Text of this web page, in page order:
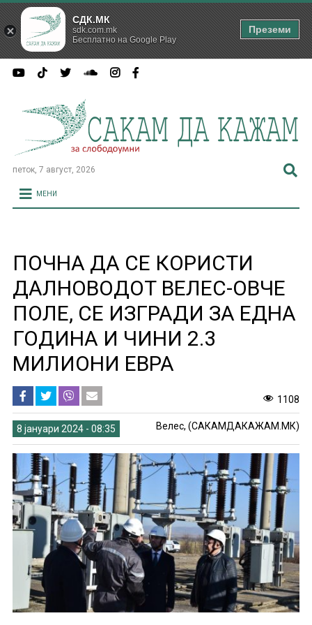
петок, 7 август, 2026
МЕНИ
ПОЧНА ДА СЕ КОРИСТИ
ДАЛНОВОДОТ ВЕЛЕС-ОВЧЕ
ПОЛЕ, СЕ ИЗГРАДИ ЗА ЕДНА
ГОДИНА И ЧИНИ 2.3
МИЛИОНИ ЕВРА
1108
8 јануари 2024 - 08:35 Велес, (САКАМДАКАЖАМ.МК)
СДК.МК
sdk.com.mk
Бесплатно на Google Play
Преземи